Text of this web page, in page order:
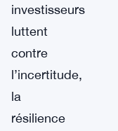
investisseurs
luttent
contre
l’incertitude,
la
résilience